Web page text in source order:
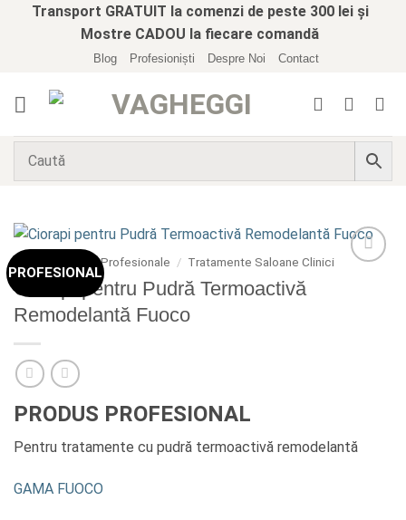
Transport GRATUIT la comenzi de peste 300 lei și
Mostre CADOU la fiecare comandă
Blog Profesioniști Despre Noi Contact
PROFESIONAL
Profesionale / Tratamente Saloane Clinici
Ciorapi pentru Pudră Termoactivă
Remodelantă Fuoco
PRODUS PROFESIONAL
Pentru tratamente cu pudră termoactivă remodelantă
GAMA FUOCO